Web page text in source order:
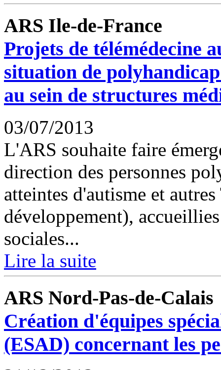
ARS Ile-de-France
Projets de télémédecine
situation de
au sein de structures
03/07/2013
L'ARS souhaite faire
direction des personnes
atteintes d'autisme et
développement),
sociales...
Lire la suite
ARS Nord-Pas-de-Calais
Création d'équipes
(ESAD) concernant les